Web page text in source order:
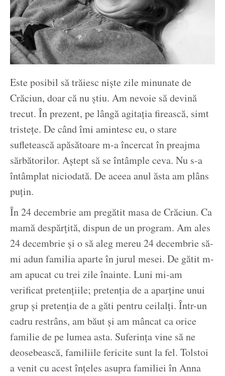
Este posibil să trăiesc niște zile minunate de
Crăciun, doar că nu știu. Am nevoie să devină
trecut. În prezent, pe lângă agitația firească, simt
tristețe. De când îmi amintesc eu, o stare
sufletească apăsătoare m-a încercat în preajma
sărbătorilor. Aștept să se întâmple ceva. Nu s-a
întâmplat niciodată. De aceea anul ăsta am plâns
puțin.
În 24 decembrie am pregătit masa de Crăciun. Ca
mamă despărțită, dispun de un program. Am ales
24 decembrie și o să aleg mereu 24 decembrie să-
mi adun familia aparte în jurul mesei. De gătit m-
am apucat cu trei zile înainte. Luni mi-am
verificat pretențiile; pretenția de a aparține unui
grup și pretenția de a găti pentru ceilalți. Într-un
cadru restrâns, am băut și am mâncat ca orice
familie de pe lumea asta. Suferința vine să ne
deosebească, familiile fericite sunt la fel. Tolstoi
a venit cu acest înțeles asupra familiei în Anna